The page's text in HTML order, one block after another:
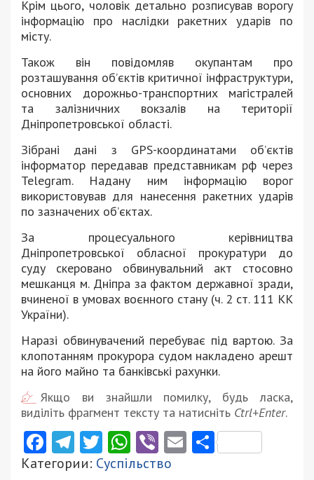
Крім цього, чоловік детально розписував ворогу
інформацію про наслідки ракетних ударів по
місту.
Також він повідомляв окупантам про
розташування об’єктів критичної інфраструктури,
основних дорожньо-транспортних магістралей
та залізничних вокзалів на території
Дніпропетровської області.
Зібрані дані з GPS-координатами об’єктів
інформатор передавав представникам рф через
Telegram. Надану ним інформацію ворог
використовував для нанесення ракетних ударів
по зазначених об’єктах.
За процесуального керівництва
Дніпропетровської обласної прокуратури до
суду скеровано обвинувальний акт стосовно
мешканця м. Дніпра за фактом державної зради,
вчиненої в умовах воєнного стану (ч. 2 ст. 111 КК
України).
Наразі обвинувачений перебуває під вартою. За
клопотанням прокурора судом накладено арешт
на його майно та банківські рахунки.
Якщо ви знайшли помилку, будь ласка,
виділіть фрагмент тексту та натисніть Ctrl+Enter.
Facebook
Telegram
Twitter
WhatsApp
ViberEmail
Категории: Суспільство